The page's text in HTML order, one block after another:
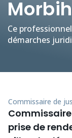
Ce
démarches
Commissaire de
prise de